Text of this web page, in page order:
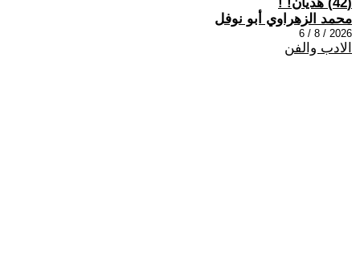
محمد الزهراوي أبو نوفل
2026 / 8 / 6
الادب والفن